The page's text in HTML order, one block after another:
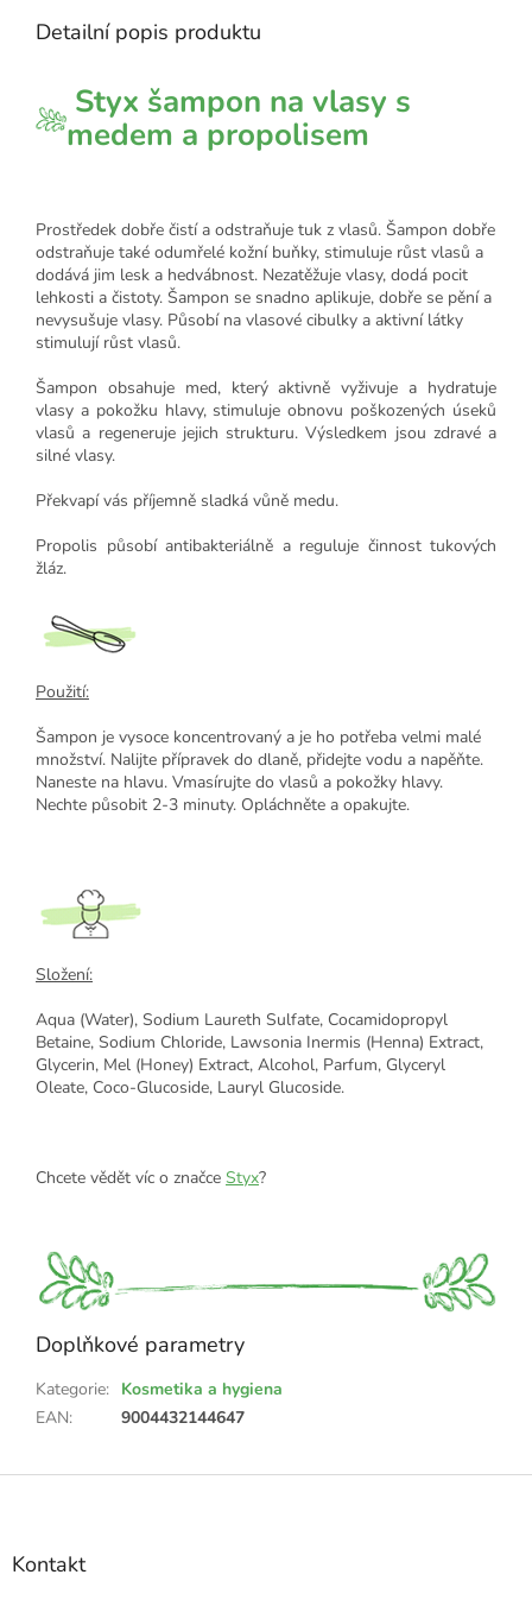
Detailní popis produktu
Styx šampon na vlasy s
medem a propolisem
Prostředek dobře čistí a odstraňuje tuk z vlasů. Šampon dobře
odstraňuje také odumřelé kožní buňky, stimuluje růst vlasů a
dodává jim lesk a hedvábnost. Nezatěžuje vlasy, dodá pocit
lehkosti a čistoty. Šampon se snadno aplikuje, dobře se pění a
nevysušuje vlasy. Působí na vlasové cibulky a aktivní látky
stimulují růst vlasů.
Šampon obsahuje med, který aktivně vyživuje a hydratuje
vlasy a pokožku hlavy, stimuluje obnovu poškozených úseků
vlasů a regeneruje jejich strukturu. Výsledkem jsou zdravé a
silné vlasy.
Překvapí vás příjemně sladká vůně medu.
Propolis působí antibakteriálně a reguluje činnost tukových
žláz.
Použití:
Šampon je vysoce koncentrovaný a je ho potřeba velmi malé
množství. Nalijte přípravek do dlaně, přidejte vodu a napěňte.
Naneste na hlavu. Vmasírujte do vlasů a pokožky hlavy.
Nechte působit 2-3 minuty. Opláchněte a opakujte.
Složení:
Aqua (Water), Sodium Laureth Sulfate, Cocamidopropyl
Betaine, Sodium Chloride, Lawsonia Inermis (Henna) Extract,
Glycerin, Mel (Honey) Extract, Alcohol, Parfum, Glyceryl
Oleate, Coco-Glucoside, Lauryl Glucoside.
Chcete vědět víc o značce Styx?
Doplňkové parametry
Kategorie: Kosmetika a hygiena
EAN: 9004432144647
Z
Kontakt